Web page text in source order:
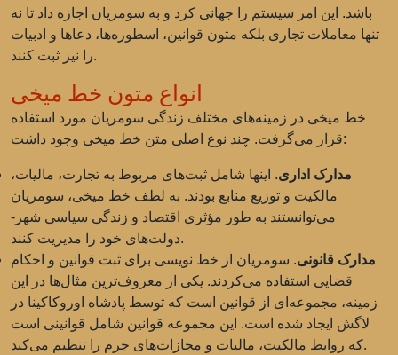
باشد. این امر سیستم را جهانی کرد و به سومریان اجازه داد تا نه
تنها معاملات تجاری بلکه متون قوانین، اسطوره‌ها، دعاها و ادبیات
را نیز ثبت کنند.
انواع متون خط میخی
خط میخی در زمینه‌های مختلف زندگی سومریان مورد استفاده
قرار می‌گرفت. چند نوع اصلی متن خط میخی وجود داشت:
مدارک اداری. اینها شامل ثبت‌های مربوط به تجارت، مالیات،
مالکیت و توزیع منابع بودند. به لطف خط میخی، سومریان
می‌توانستند به طور مؤثری اقتصاد و زندگی سیاسی شهر-
دولت‌های خود را مدیریت کنند.
مدارک قانونی. سومریان از خط نویسی برای ثبت قوانین و احکام
قضایی استفاده می‌کردند. یکی از معروف‌ترین مثال‌ها در این
زمینه، مجموعه‌ای از قوانین است که توسط پادشاه اوروکاکینا در
لاگش ایجاد شده است. این مجموعه قوانین شامل قوانینی است
که روابط مالکیت، مالیات و مجازات‌های جرم را تنظیم می‌کند.